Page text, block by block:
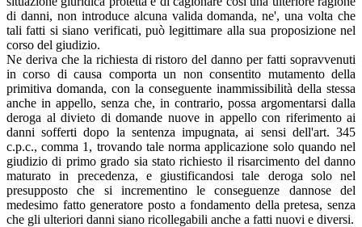
di danni, non introduce alcuna valida domanda, ne', una volta che
tali fatti si siano verificati, può legittimare alla sua proposizione nel
corso del giudizio.
Ne deriva che la richiesta di ristoro del danno per fatti sopravvenuti
in corso di causa comporta un non consentito mutamento della
primitiva domanda, con la conseguente inammissibilità della stessa
anche in appello, senza che, in contrario, possa argomentarsi dalla
deroga al divieto di domande nuove in appello con riferimento ai
danni sofferti dopo la sentenza impugnata, ai sensi dell'art. 345
c.p.c., comma 1, trovando tale norma applicazione solo quando nel
giudizio di primo grado sia stato richiesto il risarcimento del danno
maturato in precedenza, e giustificandosi tale deroga solo nel
presupposto che si incrementino le conseguenze dannose del
medesimo fatto generatore posto a fondamento della pretesa, senza
che gli ulteriori danni siano ricollegabili anche a fatti nuovi e diversi.